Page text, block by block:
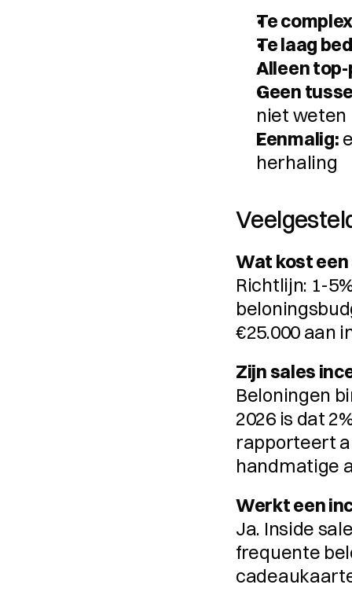
Te
Te laag
Alleen
Geen
niet weten
Eenmalig:
herhaling
Wat kost
Richtlijn: 1-
€25.000 aan
Zijn sales
Beloningen
2026 is dat
rapporteert
handmatige
Werkt een
Ja. Inside
frequente